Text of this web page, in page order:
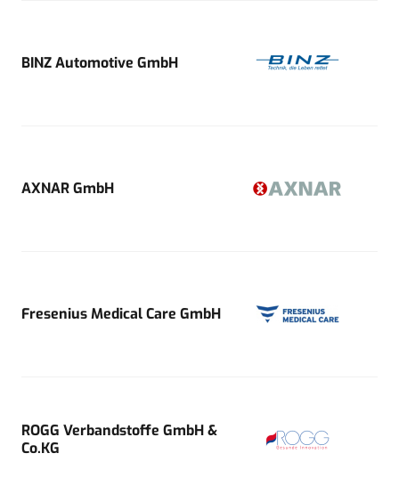
BINZ Automotive GmbH
AXNAR GmbH
Fresenius Medical Care GmbH
ROGG Verbandstoffe GmbH &
Co.KG